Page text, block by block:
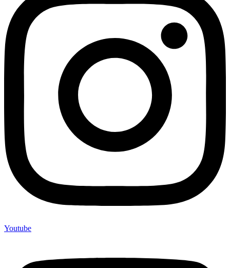
Youtube